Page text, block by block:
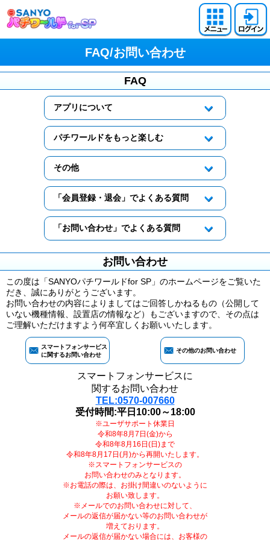
FAQ/お問い合わせ
FAQ
アプリについて
パチワールドをもっと楽しむ
その他
「会員登録・退会」でよくある質問
「お問い合わせ」でよくある質問
お問い合わせ
この度は「SANYOパチワールドfor SP」のホームページをご覧いた
だき、誠にありがとうございます。
お問い合わせの内容によりましてはご回答しかねるもの（公開して
いない機種情報、設置店の情報など）もございますので、その点は
ご理解いただけますよう何卒宜しくお願いいたします。
スマートフォンサービス
に関するお問い合わせ
その他のお問い合わせ
スマートフォンサービスに
関するお問い合わせ
TEL:0570-007660
受付時間:平日10:00～18:00
※ユーザサポート休業日
令和8年8月7日(金)から
令和8年8月16日(日)まで
令和8年8月17日(月)から再開いたします。
※スマートフォンサービスの
お問い合わせのみとなります。
※お電話の際は、お掛け間違いのないように
お願い致します。
※メールでのお問い合わせに対して、
メールの返信が届かない等のお問い合わせが
増えております。
メールの返信が届かない場合には、お客様の